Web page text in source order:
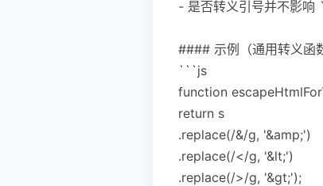
- 是否转义引号并不影响
#### 示例（通用转义函
```js
function
return s
.replace(/&/g, '&amp;')
.replace(/</g, '&lt;')
.replace(/>/g, '&gt;');